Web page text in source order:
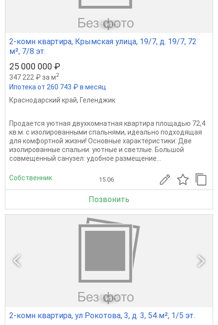
1 из 1
2-комн квартира, Крымская улица, 19/7, д. 19/7, 72
м², 7/8 эт.
25 000 000 ₽
347 222 ₽ за м2
Ипотека от 260 743 ₽ в месяц
Краснодарский край, Геленджик
Продается уютная двухкомнатная квартира площадью 72,4
кв.м. с изолированными спальнями, идеально подходящая
для комфортной жизни! Основные характеристики: Две
изолированные спальни: уютные и светлые. Большой
совмещенный санузел: удобное размещение...
Собственник 15.06
Позвонить
1 из 1
2-комн квартира, ул Рокотова, 3, д. 3, 54 м², 1/5 эт.